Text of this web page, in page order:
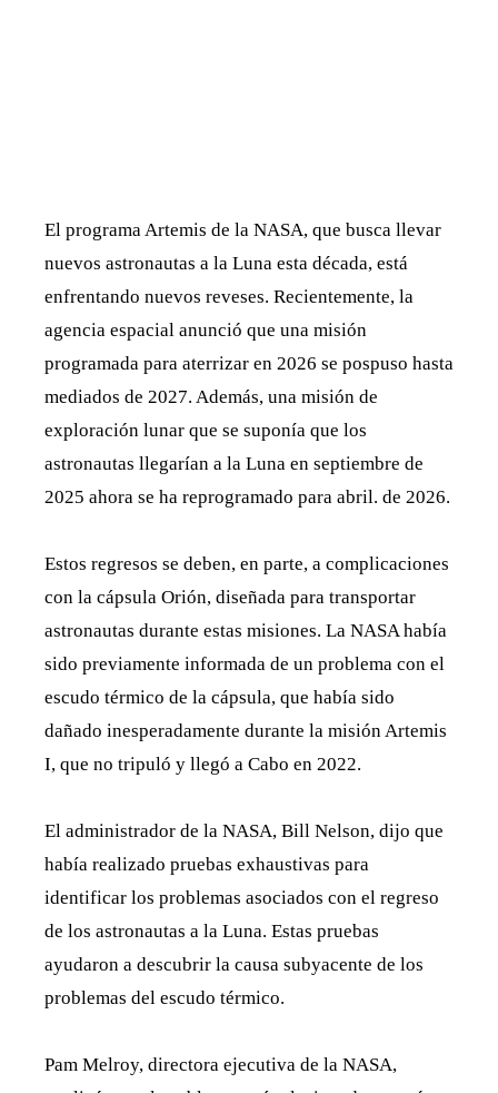
El programa Artemis de la NASA, que busca llevar
nuevos astronautas a la Luna esta década, está
enfrentando nuevos reveses. Recientemente, la
agencia espacial anunció que una misión
programada para aterrizar en 2026 se pospuso hasta
mediados de 2027. Además, una misión de
exploración lunar que se suponía que los
astronautas llegarían a la Luna en septiembre de
2025 ahora se ha reprogramado para abril. de 2026.
Estos regresos se deben, en parte, a complicaciones
con la cápsula Orión, diseñada para transportar
astronautas durante estas misiones. La NASA había
sido previamente informada de un problema con el
escudo térmico de la cápsula, que había sido
dañado inesperadamente durante la misión Artemis
I, que no tripuló y llegó a Cabo en 2022.
El administrador de la NASA, Bill Nelson, dijo que
había realizado pruebas exhaustivas para
identificar los problemas asociados con el regreso
de los astronautas a la Luna. Estas pruebas
ayudaron a descubrir la causa subyacente de los
problemas del escudo térmico.
Pam Melroy, directora ejecutiva de la NASA,